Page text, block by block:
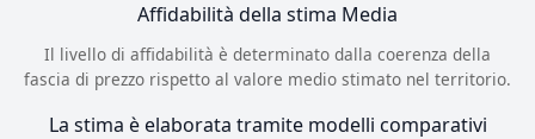
Affidabilità della stima Media
Il livello di affidabilità è determinato dalla coerenza della
fascia di prezzo rispetto al valore medio stimato nel territorio.
La stima è elaborata tramite modelli comparativi